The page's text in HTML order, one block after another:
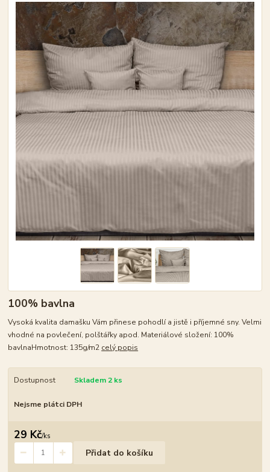
100% bavlna
Vysoká kvalita damašku Vám přinese pohodlí a jistě i příjemné sny. Velmi
vhodné na povlečení, polštářky apod. Materiálové složení: 100%
bavlnaHmotnost: 135g/m2 celý popis
Dostupnost Skladem 2 ks
Nejsme plátci DPH
29 Kč/ks
Přidat do košíku